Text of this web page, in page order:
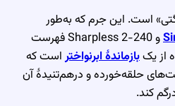
است. این جرم که به‌طور
و Sharpless 2-240 فهرست
از یکبازماندهٔ ابرنواختراست که
حلقه‌خورده و درهم‌تنیدهٔ آن
کند.